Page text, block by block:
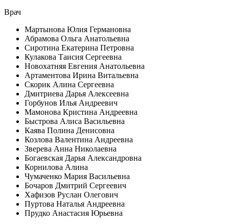
Врач
Мартынова Юлия Германовна
Абрамова Ольга Анатольевна
Сиротина Екатерина Петровна
Кулакова Таисия Сергеевна
Новохатняя Евгения Анатольевна
Артаментова Ирина Витальевна
Скорик Алина Сергеевна
Дмитриева Дарья Алексеевна
Горбунов Илья Андреевич
Мамонова Кристина Андреевна
Быстрова Алиса Васильевна
Каява Полина Денисовна
Козлова Валентина Андреевна
Зверева Анна Николаевна
Богаевская Дарья Александровна
Корнилова Алина
Чумаченко Мария Васильевна
Бочаров Дмитрий Сергеевич
Хафизов Руслан Олегович
Пуртова Наталья Андреевна
Прудко Анастасия Юрьевна